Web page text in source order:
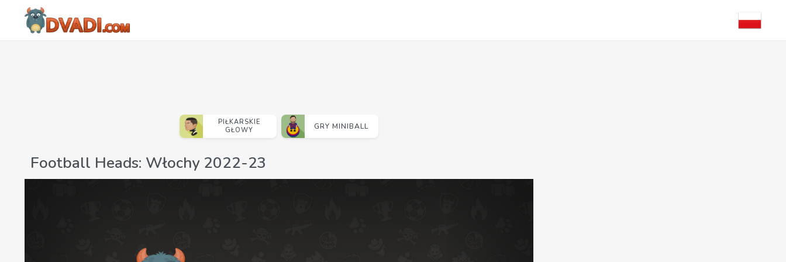
PIŁKARSKIE
GŁOWY
GRY MINIBALL
Football Heads: Włochy 2022-23